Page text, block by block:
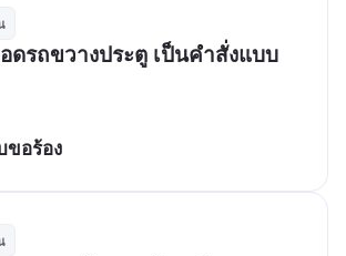
ดรถขวางประตู เป็นคำสั่งแบบ
ขอร้อง